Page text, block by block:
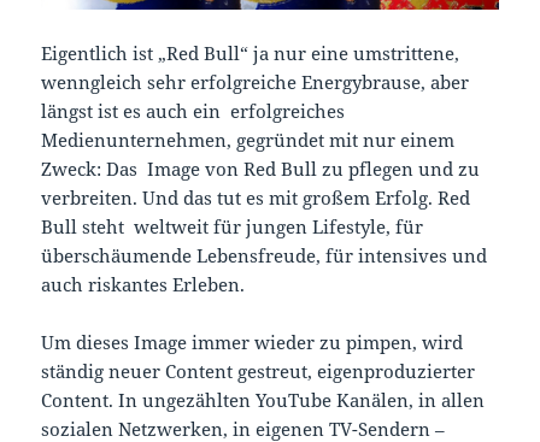
Eigentlich ist „Red Bull“ ja nur eine umstrittene,
wenngleich sehr erfolgreiche Energybrause, aber
längst ist es auch ein erfolgreiches
Medienunternehmen, gegründet mit nur einem
Zweck: Das Image von Red Bull zu pflegen und zu
verbreiten. Und das tut es mit großem Erfolg. Red
Bull steht weltweit für jungen Lifestyle, für
überschäumende Lebensfreude, für intensives und
auch riskantes Erleben.
Um dieses Image immer wieder zu pimpen, wird
ständig neuer Content gestreut, eigenproduzierter
Content. In ungezählten YouTube Kanälen, in allen
sozialen Netzwerken, in eigenen TV-Sendern –